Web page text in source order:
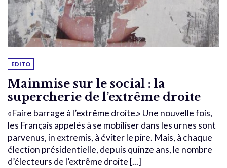
EDITO
Mainmise sur le social : la
supercherie de l’extrême droite
«Faire barrage à l’extrême droite.» Une nouvelle fois,
les Français appelés à se mobiliser dans les urnes sont
parvenus, in extremis, à éviter le pire. Mais, à chaque
élection présidentielle, depuis quinze ans, le nombre
d’électeurs de l’extrême droite [...]